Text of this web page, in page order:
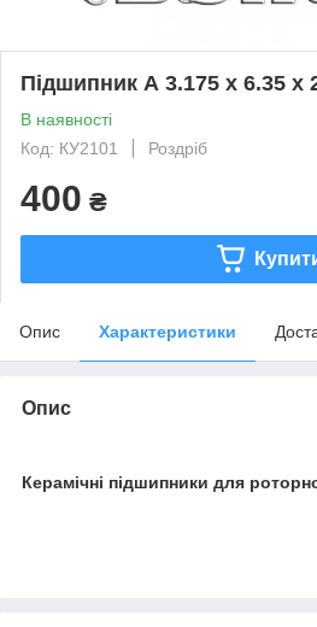
Підшипник А 3.175 х 6.35 х
В наявності
Код: КУ2101
Роздріб
400 ₴
Опис Характеристики
Опис
Керамічні підшипники для